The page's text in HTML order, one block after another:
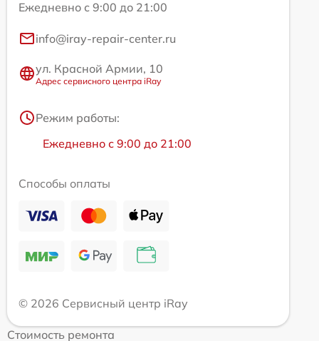
Ежедневно с 9:00 до 21:00
info@iray-repair-center.ru
ул. Красной Армии, 10
Адрес сервисного центра iRay
Режим работы:
Ежедневно с 9:00 до 21:00
Способы оплаты
© 2026 Сервисный центр iRay
Стоимость ремонта